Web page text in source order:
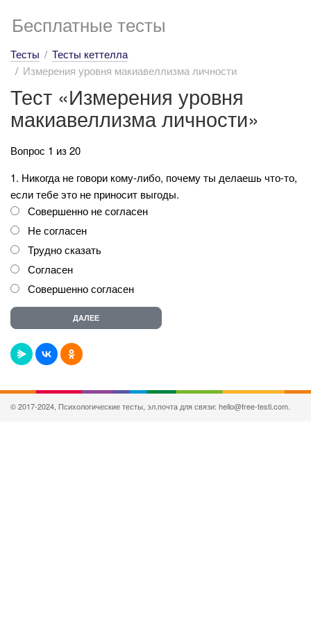
Бесплатные тесты
Тесты
Тесты кеттелла
Измерения уровня макиавеллизма личности
Тест «Измерения уровня
макиавеллизма личности»
Вопрос 1 из 20
1. Никогда не говори кому-либо, почему ты делаешь что-то,
если тебе это не приносит выгоды.
Совершенно не согласен
Не согласен
Трудно сказать
Согласен
Совершенно согласен
© 2017-2024, Психологические тесты, эл.почта для связи: hello@free-testi.com.